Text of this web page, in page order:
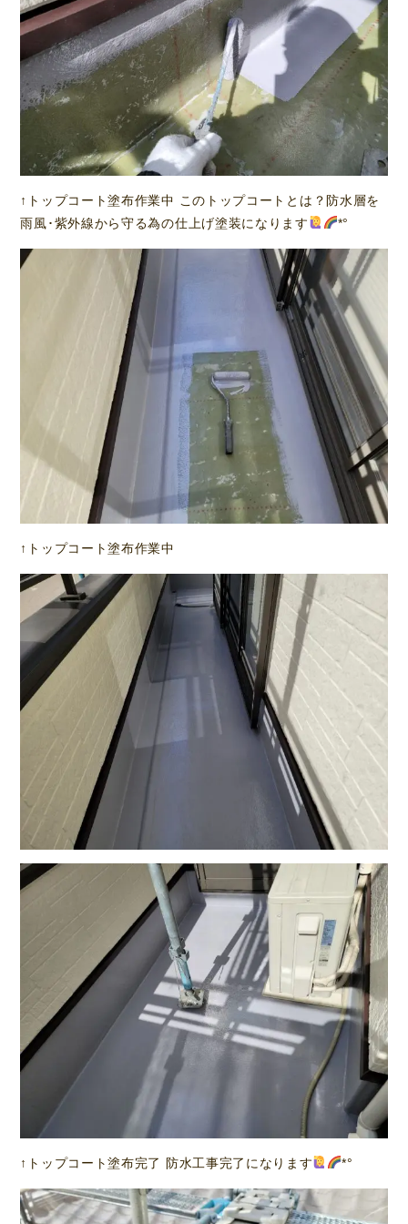
↑トップコート塗布作業中 このトップコートとは？防水層を
雨風･紫外線から守る為の仕上げ塗装になります
*°
↑トップコート塗布作業中
↑トップコート塗布完了 防水工事完了になります *°